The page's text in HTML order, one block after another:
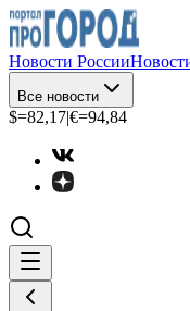
Новости России
Все новости
$=82,17|€=94,84